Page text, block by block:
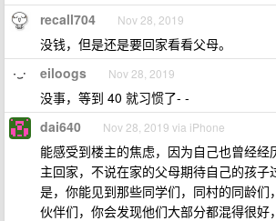
recall704 Nov 28, 2019
没钱，但是还是要回家看看父母。
eiloogs Nov 28, 2019
没事，等到 40 就习惯了- -
dai640 Nov 28, 2019 via iPhone
能感受到楼主的焦虑，因为自己也曾经经
主回家，不说在家的父母期待自己的孩子
是，你能见到那些同学们，同村的同龄们
伙伴们，你会发现他们大部分都混得很好